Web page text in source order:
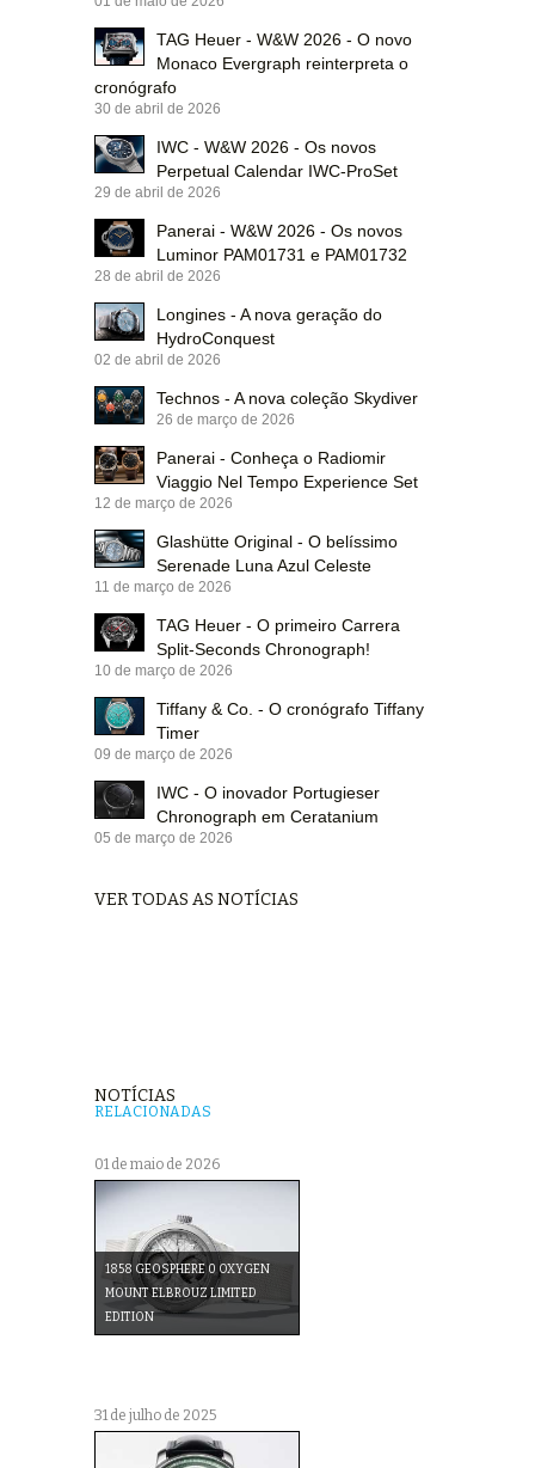
TAG Heuer - W&W 2026 - O novo
Monaco Evergraph reinterpreta o
cronógrafo
30 de abril de 2026
IWC - W&W 2026 - Os novos
Perpetual Calendar IWC-ProSet
29 de abril de 2026
Panerai - W&W 2026 - Os novos
Luminor PAM01731 e PAM01732
28 de abril de 2026
Longines - A nova geração do
HydroConquest
02 de abril de 2026
Technos - A nova coleção Skydiver
26 de março de 2026
Panerai - Conheça o Radiomir
Viaggio Nel Tempo Experience Set
12 de março de 2026
Glashütte Original - O belíssimo
Serenade Luna Azul Celeste
11 de março de 2026
TAG Heuer - O primeiro Carrera
Split-Seconds Chronograph!
10 de março de 2026
Tiffany & Co. - O cronógrafo Tiffany
Timer
09 de março de 2026
IWC - O inovador Portugieser
Chronograph em Ceratanium
05 de março de 2026
VER TODAS AS NOTÍCIAS
NOTÍCIAS
RELACIONADAS
01 de maio de 2026
1858 GEOSPHERE 0 OXYGEN
MOUNT ELBROUZ LIMITED
EDITION
31 de julho de 2025